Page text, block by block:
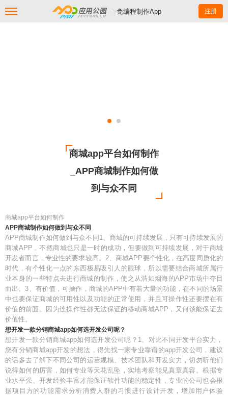
--免编程制作App 注册
商城app平台如何制作
_APP商城制作如何做
到与众不同
商城app平台如何制作
APP商城制作如何做到与众不同
APP商城制作如何做到与众不同1、商城的可持续发展，只有可持续发展的
商城APP，不然商城也只是一时的成功，但要做到可持续发展，对于商城
开发者而言，专业性的要求较高。2、商城APP要个性化，在高度同质化的
时代，有个性化一点的东西极易吸引人的眼球，所以需要结合商城所属行
业本身的一些特点去进行商城的制作，使之从浩如烟海的APP市场中夺目
而出。3、有价值，可操作，商城的APP中有着大量的功能，在不同的场景
中也要保证商城的可用性以及功能的正常使用，并且可操作性还要摆在有
价值的前面。因为连操作性都无法保证的移动商城APP，又何谈能保证去
价值性。
想开发一款分销商城app如何选开发公司呢？
想开发一款分销商城app如何选开发公司呢？1、对比不同开发平台实力，
您有分销商城app开发的想法，得先找一家专业靠谱的app开发公司，建议
的话多去了解下不同公司的运营规模、技术团队和开发实力，切勿听他们
说得如何的厉害，如何专业等天花乱坠，实地考察能见真章真容。根据专
业水平强、开发经验丰富才能保证软件功能的稳定性，专业的公司也会根
据项目方的功能需求分析消费人群的习惯进行设计开发，增加用户体验